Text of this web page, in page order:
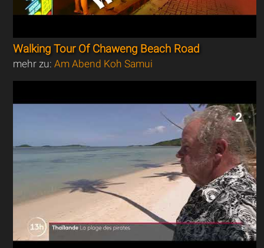
Walking Tour Of Chaweng Beach Road
mehr zu:Am Abend Koh Samui